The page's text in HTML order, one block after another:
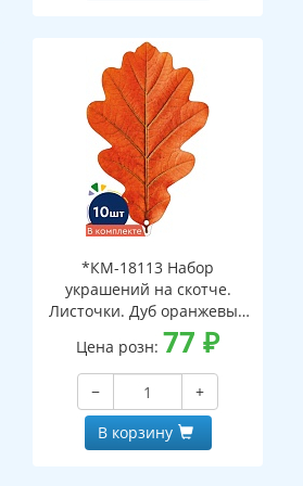
*КМ-18113 Набор
украшений на скотче.
Листочки. Дуб оранжевый
(10 шт. в наборе,
двухсторонняя, ВД-лак)
Цена розн: 77₽
−
+
В корзину